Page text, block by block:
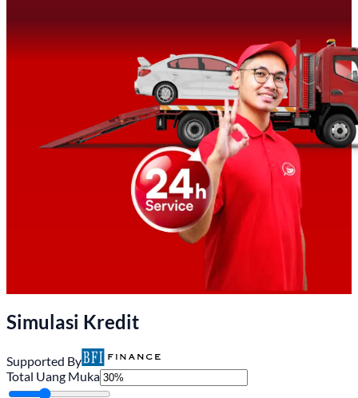
Simulasi Kredit
Supported By
Total Uang Muka